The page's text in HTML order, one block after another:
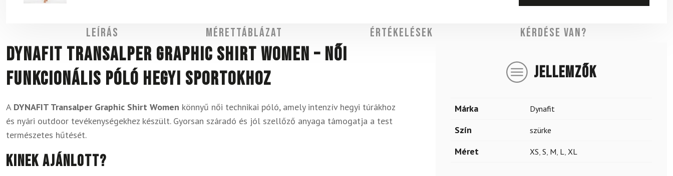
Leírás Mérettáblázat Értékelések Kérdése van?
DYNAFIT Transalper Graphic Shirt Women – női
funkcionális póló hegyi sportokhoz
A DYNAFIT Transalper Graphic Shirt Women könnyű női technikai póló, amely intenzív hegyi túrákhoz
és nyári outdoor tevékenységekhez készült. Gyorsan száradó és jól szellőző anyaga támogatja a test
természetes hűtését.
Kinek ajánlott?
JELLEMZŐK
Márka Dynafit
Szín szürke
Méret XS, S, M, L, XL